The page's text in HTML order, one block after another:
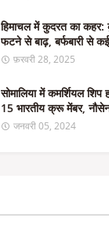
हिमाचल में कुदरत का
फटने से बाढ़, बर्फबारी से
फ़रवरी 28, 2025
सोमालिया में कमर्शियल
15 भारतीय क्रू मेंबर, नौसेना
जनवरी 05, 2024